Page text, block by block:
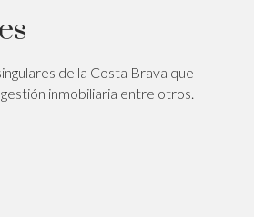
de la Costa Brava que
inmobiliaria entre otros.